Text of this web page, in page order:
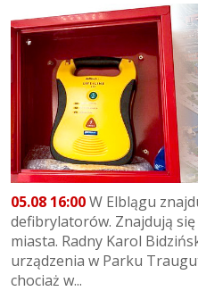
05.08 16:00W Elblągu
defibrylatorów. Znajdują
miasta. Radny Karol
urządzenia w Parku
chociaż w...